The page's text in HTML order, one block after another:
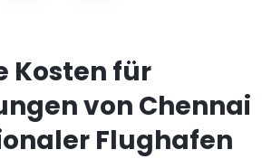
Kosten für
von Chennai
Flughafen